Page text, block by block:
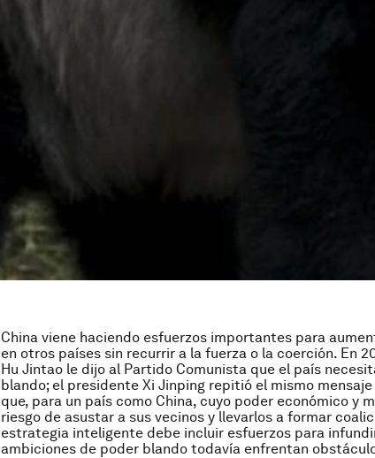
China viene haciendo esfuerzos importantes para
en otros países sin recurrir a la fuerza o la coerción. En
Hu Jintao le dijo al Partido Comunista que el país
blando; el presidente Xi Jinping repitió el mismo
que, para un país como China, cuyo poder económico y
riesgo de asustar a sus vecinos y llevarlos a formar
estrategia inteligente debe incluir esfuerzos para
ambiciones de poder blando todavía enfrentan